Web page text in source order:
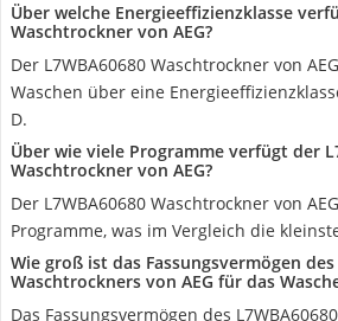
Über welche Energieeffizienzklasse
Waschtrockner von AEG?
Der L7WBA60680 Waschtrockner von
Waschen über eine
D.
Über wie viele Programme verfügt der
Waschtrockner von AEG?
Der L7WBA60680 Waschtrockner von
Programme, was im Vergleich die
Wie groß ist das Fassungsvermögen des
Waschtrockners von AEG für das
Das Fassungsvermögen des